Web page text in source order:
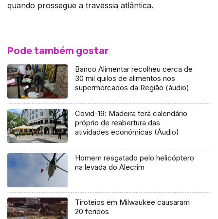
quando prossegue a travessia atlântica.
Pode também gostar
Banco Alimentar recolheu cerca de
30 mil quilos de alimentos nos
supermercados da Região (áudio)
Covid-19: Madeira terá calendário
próprio de reabertura das
atividades económicas (Áudio)
Homem resgatado pelo helicóptero
na levada do Alecrim
Tiroteios em Milwaukee causaram
20 feridos